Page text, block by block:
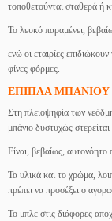
τοποθετούνται σταθερά ή
Το λευκό παραμένει,
ενώ οι εταιρίες
φίνες φόρμες.
ΕΠΙΠΛΑ ΜΠΑΝΙΟΥ
Στη πλειοψηφία των
μπάνιο δυστυχώς
Είναι, βεβαίως, αυτονόητο
Τα υλικά και το χρώμα,
πρέπει να προσέξει ο
Το μπλε στις διάφορες